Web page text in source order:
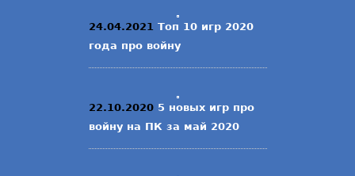
24.04.2021 Топ 10 игр 2020
года про войну
22.10.2020 5 новых игр про
войну на ПК за май 2020